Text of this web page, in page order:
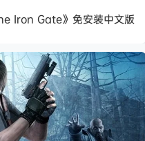
Iron Gate》免安装中文版